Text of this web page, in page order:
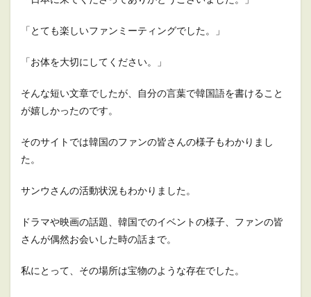
「とても楽しいファンミーティングでした。」
「お体を大切にしてください。」
そんな短い文章でしたが、自分の言葉で韓国語を書けること
が嬉しかったのです。
そのサイトでは韓国のファンの皆さんの様子もわかりまし
た。
サンウさんの活動状況もわかりました。
ドラマや映画の話題、韓国でのイベントの様子、ファンの皆
さんが偶然お会いした時の話まで。
私にとって、その場所は宝物のような存在でした。